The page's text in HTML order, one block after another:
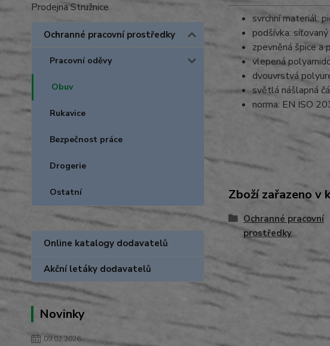
Prodejna Stružnice
Ochranné pracovní prostředky
Pracovní oděvy
Obuv
Rukavice
Bezpečnost práce
Drogerie
Ostatní
Online katalogy dodavatelů
Akční letáky dodavatelů
Novinky
09.02.2026
svrchní materiál:
podšívka:
zpevněná špice a
vlepená
dvouvrstvá
světlá nášlapná
norma: EN ISO
Zboží zařazeno v
Ochranné pracovní
prostředky